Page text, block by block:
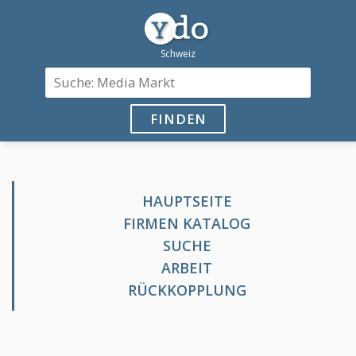
FINDEN
HAUPTSEITE
FIRMEN KATALOG
SUCHE
ARBEIT
RÜCKKOPPLUNG